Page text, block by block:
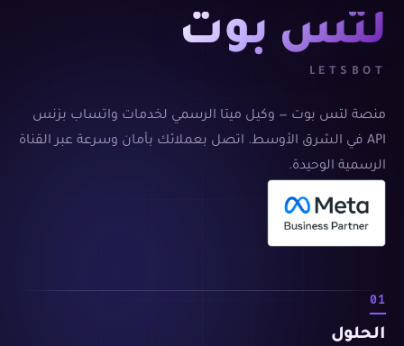
لتس بوت
LETSBOT
منصة لتس بوت — وكيل ميتا الرسمي لخدمات واتساب بزنس
API في الشرق الأوسط. اتصل بعملائك بأمان وسرعة عبر القناة
الرسمية الوحيدة.
01
الحلول